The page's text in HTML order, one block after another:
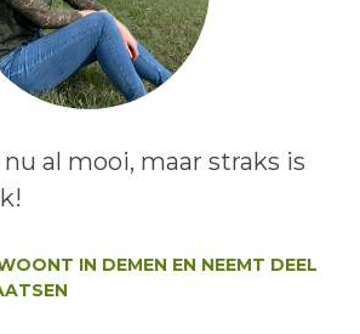
al mooi, maar straks is
IN DEMEN EN NEEMT DEEL